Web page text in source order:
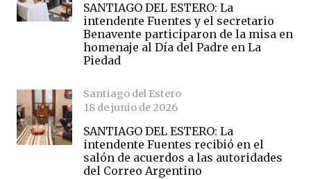
SANTIAGO DEL ESTERO: La
intendente Fuentes y el secretario
Benavente participaron de la misa en
homenaje al Día del Padre en La
Piedad
Santiago del Estero
18 de junio de 2026
SANTIAGO DEL ESTERO: La
intendente Fuentes recibió en el
salón de acuerdos a las autoridades
del Correo Argentino